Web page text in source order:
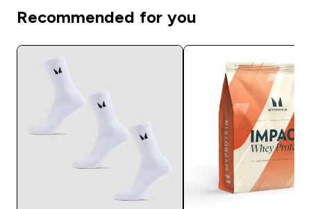
Recommended for you